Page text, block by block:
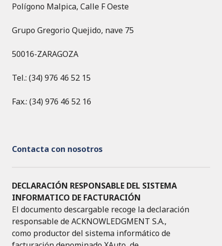
Polígono Malpica, Calle F Oeste
Grupo Gregorio Quejido, nave 75
50016-ZARAGOZA
Tel.: (34) 976 46 52 15
Fax.: (34) 976 46 52 16
Contacta con nosotros
DECLARACIÓN RESPONSABLE DEL SISTEMA
INFORMATICO DE FACTURACIÓN
El documento descargable recoge la declaración
responsable de ACKNOWLEDGMENT S.A.,
como productor del sistema informático de